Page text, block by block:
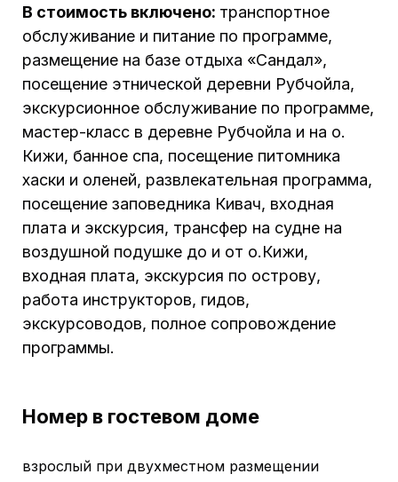
В стоимость включено: транспортное
обслуживание и питание по программе,
размещение на базе отдыха «Сандал»,
посещение этнической деревни Рубчойла,
экскурсионное обслуживание по программе,
мастер-класс в деревне Рубчойла и на о.
Кижи, банное спа, посещение питомника
хаски и оленей, развлекательная программа,
посещение заповедника Кивач, входная
плата и экскурсия, трансфер на судне на
воздушной подушке до и от о.Кижи,
входная плата, экскурсия по острову,
работа инструкторов, гидов,
экскурсоводов, полное сопровождение
программы.
Номер в гостевом доме
взрослый при двухместном размещении